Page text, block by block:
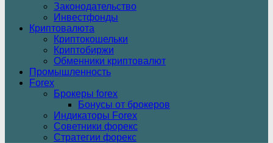
Законодательство
Инвестфонды
Криптовалюта
Криптокошельки
Криптобиржи
Обменники криптовалют
Промышленность
Forex
Брокеры forex
Бонусы от брокеров
Индикаторы Forex
Советники форекс
Стратегии форекс